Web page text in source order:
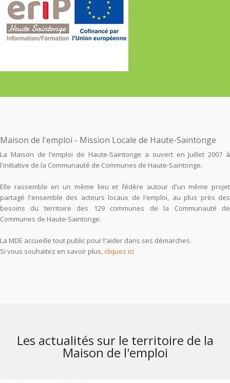
Maison de l'emploi - Mission Locale de Haute-Saintonge
La Maison de l'emploi de Haute-Saintonge a ouvert en Juillet 2007 à
l'initiative de la Communauté de Communes de Haute-Saintonge.
Elle rassemble en un même lieu et fédère autour d'un même projet
partagé l'ensemble des acteurs locaux de l'emploi, au plus près des
besoins du territoire des 129 communes de la Communauté de
Communes de Haute-Saintonge.
La MDE accueille tout public pour l'aider dans ses démarches.
Si vous souhaitez en savoir plus, cliquez ici
Les actualités sur le territoire de la
Maison de l'emploi